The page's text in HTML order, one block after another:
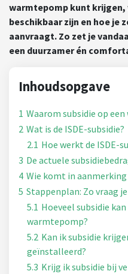
warmtepomp kunt krijgen,
beschikbaar zijn en hoe je
aanvraagt. Zo zet je
een duurzamer én
Inhoudsopgave
1 Waarom subsidie op
2 Wat is de ISDE-subsidie?
2.1 Hoe werkt de ISDE-
3 De actuele
4 Wie komt in aanmerking
5 Stappenplan: Zo vraag
5.1 Hoeveel subsidie
warmtepomp?
5.2 Kan ik subsidie
geïnstalleerd?
5.3 Krijg ik subsidie bij